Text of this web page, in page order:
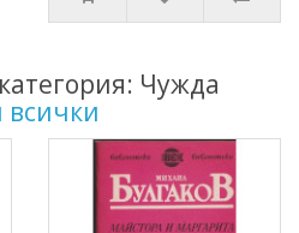
Чужда
всички